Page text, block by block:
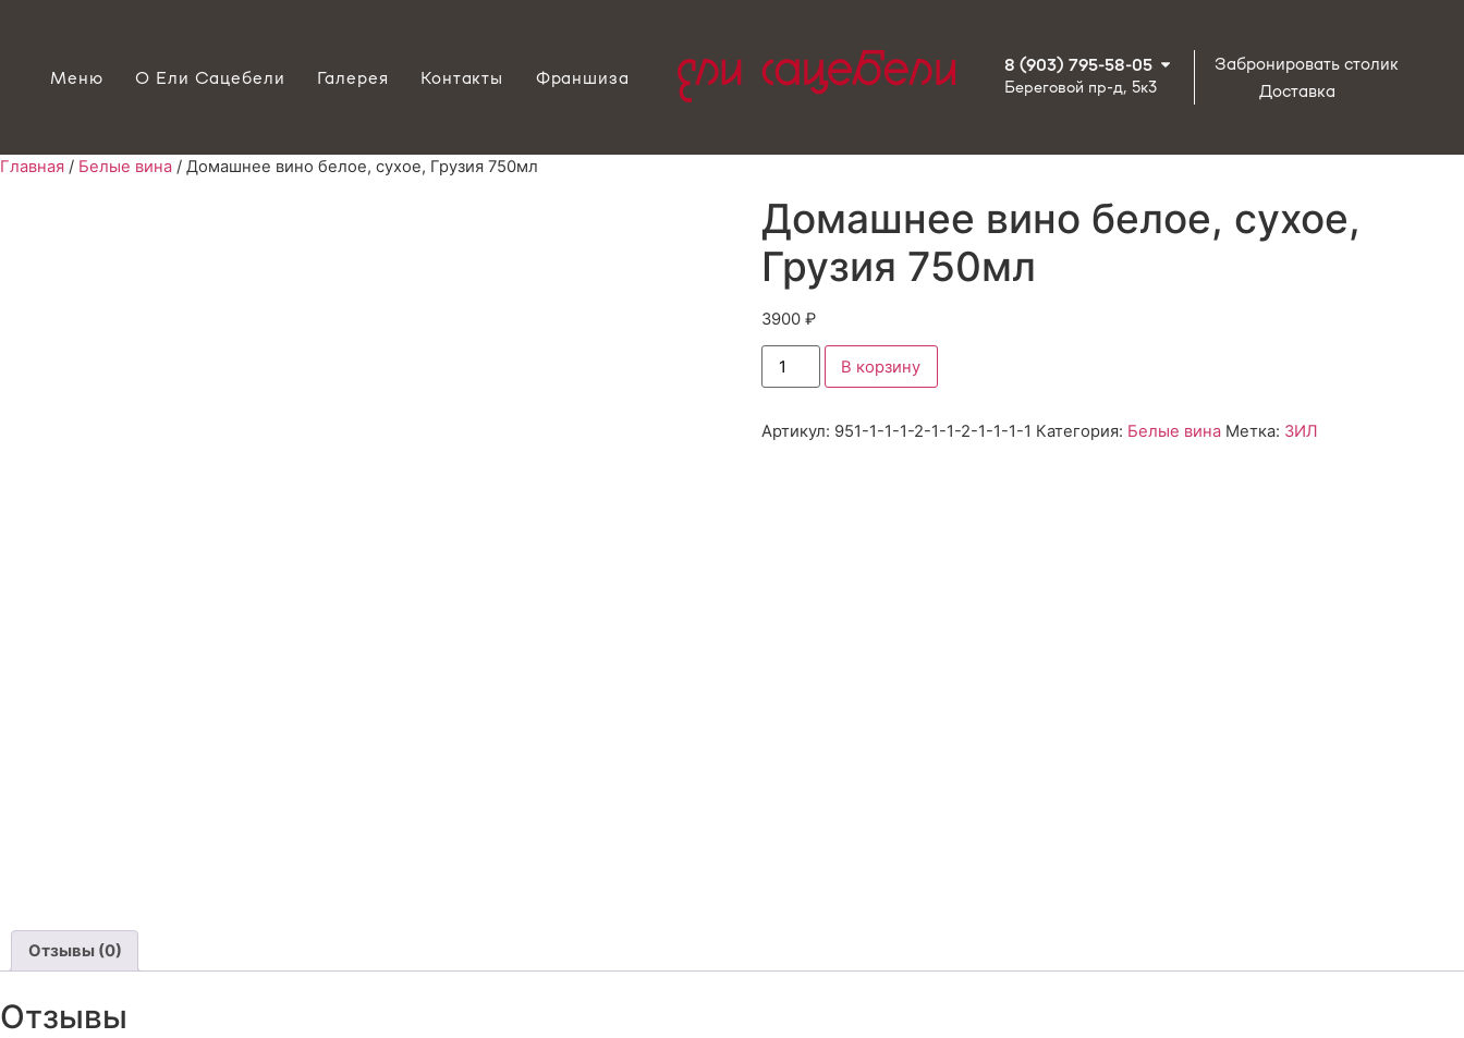
Меню О Ели Сацебели Галерея Контакты Франшиза
8 (903) 795-58-05
Береговой пр-д, 5к3
Забронировать столик
Доставка
Главная / Белые вина / Домашнее вино белое, сухое, Грузия 750мл
Домашнее вино белое, сухое,
Грузия 750мл
3900 ₽
В корзину
Артикул: 951-1-1-1-2-1-1-2-1-1-1-1 Категория: Белые вина Метка: ЗИЛ
Отзывы (0)
Отзывы